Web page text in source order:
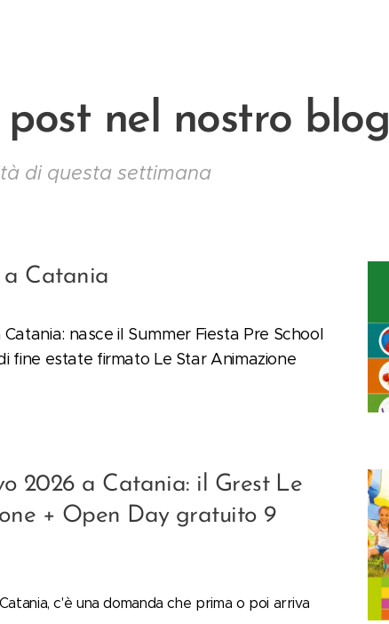
nel nostro blog
di questa settimana
a Catania
nasce il Summer Fiesta Pre School
fine estate firmato Le Star Animazione
2026 a Catania: il Grest Le
+ Open Day gratuito 9
c'è una domanda che prima o poi arriva